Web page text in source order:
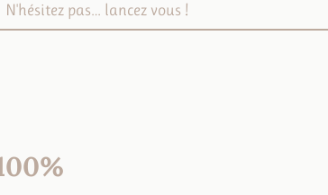
N'hésitez pas… lancez vous !